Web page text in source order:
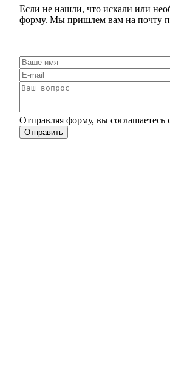
Если не нашли, что искали или
форму. Мы пришлем вам на почту
Отправляя форму, вы соглашаетесь